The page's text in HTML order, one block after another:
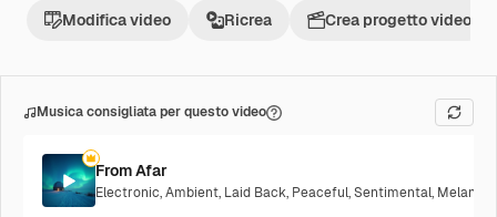
Modifica video Ricrea Crea progetto video
Musica consigliata per questo video
From Afar
Electronic,Ambient, Laid Back, Peaceful,Sentimental,